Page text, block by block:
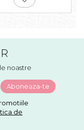
noastre
de